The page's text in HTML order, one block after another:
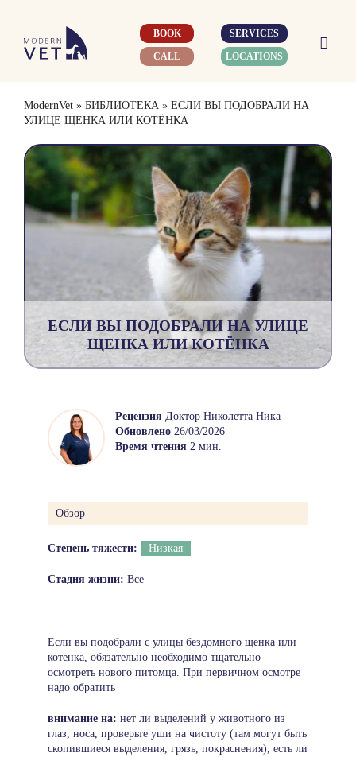
content
BOOK
CALL
SERVICES
LOCATIONS
ModernVet» БИБЛИОТЕКА» ЕСЛИ ВЫ ПОДОБРАЛИ НА
УЛИЦЕ ЩЕНКА ИЛИ КОТЁНКА
ЕСЛИ ВЫ ПОДОБРАЛИ НА УЛИЦЕ
ЩЕНКА ИЛИ КОТЁНКА
РецензияДоктор Николетта Ника
Обновлено 26/03/2026
Время чтения 2 мин.
Обзор
Степень тяжести: Низкая
Стадия жизни: Все
Если вы подобрали с улицы бездомного щенка или
котенка, обязательно необходимо тщательно
осмотреть нового питомца. При первичном осмотре
надо обратить
внимание на: нет ли выделений у животного из
глаз, носа, проверьте уши на чистоту (там могут быть
скопившиеся выделения, грязь, покраснения), есть ли